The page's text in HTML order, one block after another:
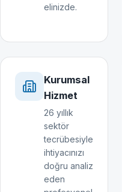
elinizde.
Kurumsal
Hizmet
26 yıllık
sektör
tecrübesiyle
ihtiyacınızı
doğru analiz
eden